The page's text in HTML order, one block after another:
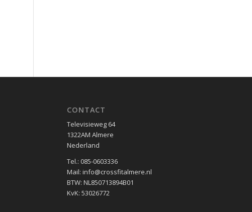
CONTACT
Televisieweg 64
1322AM Almere
Nederland
Tel.: 085-0603336
Mail: info@crossfitalmere.nl
BTW: NL850713894B01
KvK: 53026772